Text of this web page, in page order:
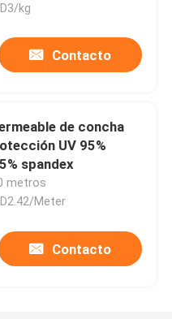
kg
Contacto
de concha
UV 95%
spandex
metros
Meter
Contacto
Material de tejido de tejido de punto 98%P 2%Sp 160cm 360gsm C13-094